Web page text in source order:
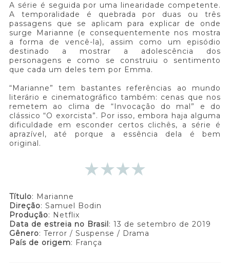
A série é seguida por uma linearidade competente.
A temporalidade é quebrada por duas ou três
passagens que se aplicam para explicar de onde
surge Marianne (e consequentemente nos mostra
a forma de vencê-la), assim como um episódio
destinado a mostrar a adolescência dos
personagens e como se construiu o sentimento
que cada um deles tem por Emma.
“Marianne” tem bastantes referências ao mundo
literário e cinematográfico também: cenas que nos
remetem ao clima de “Invocação do mal” e do
clássico “O exorcista”. Por isso, embora haja alguma
dificuldade em esconder certos clichês, a série é
aprazível, até porque a essência dela é bem
original.
Título: Marianne
Direção: Samuel Bodin
Produção: Netflix
Data de estreia no Brasil: 13 de setembro de 2019
Gênero: Terror / Suspense / Drama
País de origem: França